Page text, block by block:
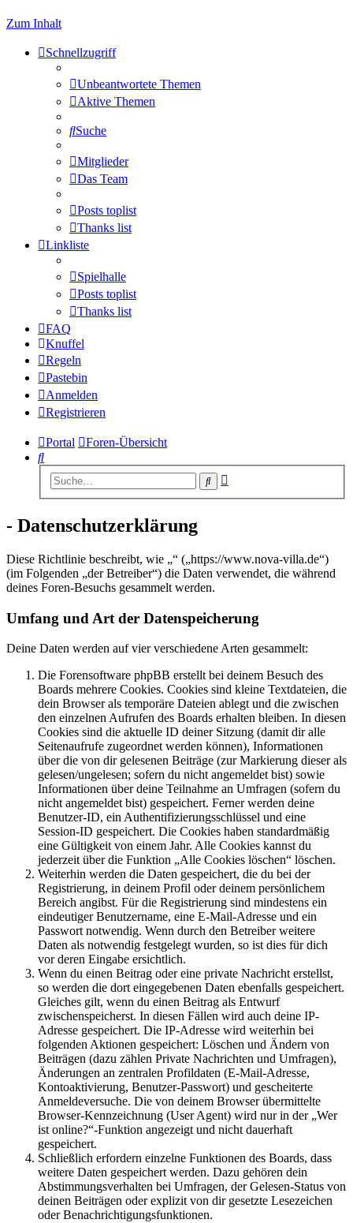
Zum Inhalt
Schnellzugriff
Unbeantwortete Themen
Aktive Themen
Suche
Mitglieder
Das Team
Posts toplist
Thanks list
Linkliste
Spielhalle
Posts toplist
Thanks list
FAQ
Knuffel
Regeln
Pastebin
Anmelden
Registrieren
Portal
Foren-Übersicht
Suche
Suche
- Datenschutzerklärung
Diese Richtlinie beschreibt, wie „“ („https://www.nova-villa.de“)
(im Folgenden „der Betreiber“) die Daten verwendet, die während
deines Foren-Besuchs gesammelt werden.
Umfang und Art der Datenspeicherung
Deine Daten werden auf vier verschiedene Arten gesammelt:
Die Forensoftware phpBB erstellt bei deinem Besuch des
Boards mehrere Cookies. Cookies sind kleine Textdateien, die
dein Browser als temporäre Dateien ablegt und die zwischen
den einzelnen Aufrufen des Boards erhalten bleiben. In diesen
Cookies sind die aktuelle ID deiner Sitzung (damit dir alle
Seitenaufrufe zugeordnet werden können), Informationen
über die von dir gelesenen Beiträge (zur Markierung dieser als
gelesen/ungelesen; sofern du nicht angemeldet bist) sowie
Informationen über deine Teilnahme an Umfragen (sofern du
nicht angemeldet bist) gespeichert. Ferner werden deine
Benutzer-ID, ein Authentifizierungsschlüssel und eine
Session-ID gespeichert. Die Cookies haben standardmäßig
eine Gültigkeit von einem Jahr. Alle Cookies kannst du
jederzeit über die Funktion „Alle Cookies löschen“ löschen.
Weiterhin werden die Daten gespeichert, die du bei der
Registrierung, in deinem Profil oder deinem persönlichem
Bereich angibst. Für die Registrierung sind mindestens ein
eindeutiger Benutzername, eine E-Mail-Adresse und ein
Passwort notwendig. Wenn durch den Betreiber weitere
Daten als notwendig festgelegt wurden, so ist dies für dich
vor deren Eingabe ersichtlich.
Wenn du einen Beitrag oder eine private Nachricht erstellst,
so werden die dort eingegebenen Daten ebenfalls gespeichert.
Gleiches gilt, wenn du einen Beitrag als Entwurf
zwischenspeicherst. In diesen Fällen wird auch deine IP-
Adresse gespeichert. Die IP-Adresse wird weiterhin bei
folgenden Aktionen gespeichert: Löschen und Ändern von
Beiträgen (dazu zählen Private Nachrichten und Umfragen),
Änderungen an zentralen Profildaten (E-Mail-Adresse,
Kontoaktivierung, Benutzer-Passwort) und gescheiterte
Anmeldeversuche. Die von deinem Browser übermittelte
Browser-Kennzeichnung (User Agent) wird nur in der „Wer
ist online?“-Funktion angezeigt und nicht dauerhaft
gespeichert.
Schließlich erfordern einzelne Funktionen des Boards, dass
weitere Daten gespeichert werden. Dazu gehören dein
Abstimmungsverhalten bei Umfragen, der Gelesen-Status von
deinen Beiträgen oder explizit von dir gesetzte Lesezeichen
oder Benachrichtigungsfunktionen.